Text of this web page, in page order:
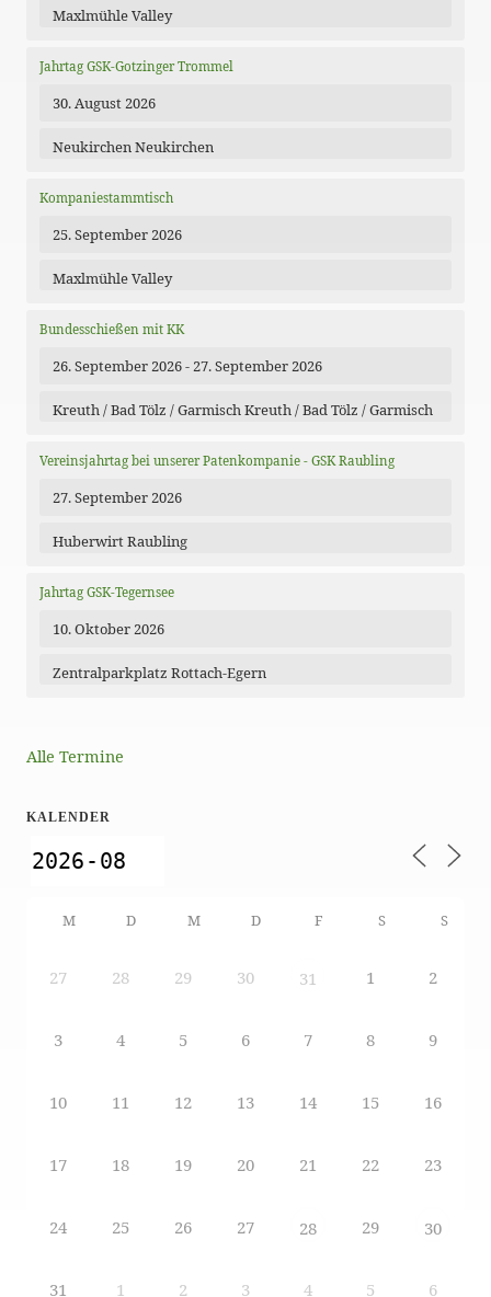
Maxlmühle Valley
Jahrtag GSK-Gotzinger Trommel
30. August 2026
Neukirchen Neukirchen
Kompaniestammtisch
25. September 2026
Maxlmühle Valley
Bundesschießen mit KK
26. September 2026 - 27. September 2026
Kreuth / Bad Tölz / Garmisch Kreuth / Bad Tölz / Garmisch
Vereinsjahrtag bei unserer Patenkompanie - GSK Raubling
27. September 2026
Huberwirt Raubling
Jahrtag GSK-Tegernsee
10. Oktober 2026
Zentralparkplatz Rottach-Egern
Alle Termine
KALENDER
M D M D F S S
27 28 29 30 31 1 2
3 4 5 6 7 8 9
10 11 12 13 14 15 16
17 18 19 20 21 22 23
24 25 26 27 28 29 30
31 1 2 3 4 5 6